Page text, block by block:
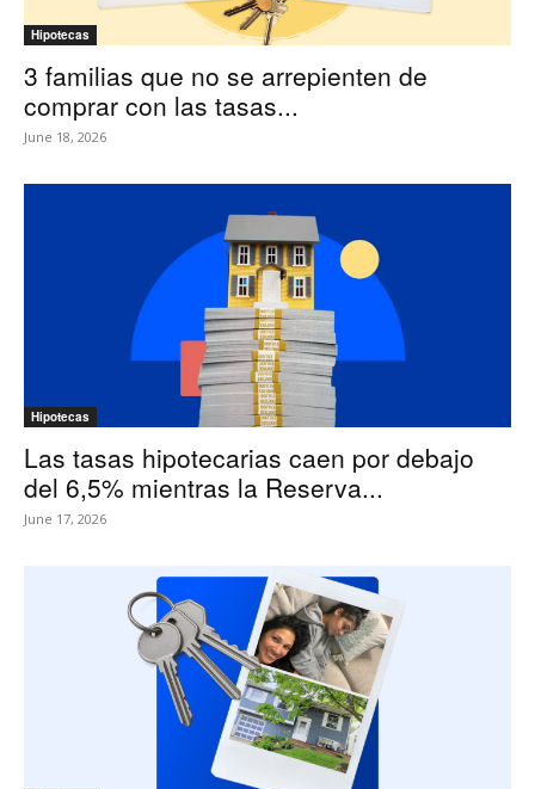
Hipotecas
3 familias que no se arrepienten de
comprar con las tasas...
June 18, 2026
Hipotecas
Las tasas hipotecarias caen por debajo
del 6,5% mientras la Reserva...
June 17, 2026